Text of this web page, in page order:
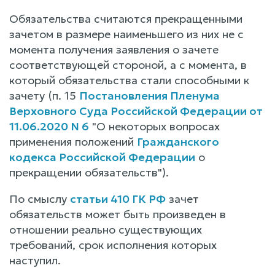
Обязательства считаются прекращенными
зачетом в размере наименьшего из них не с
момента получения заявления о зачете
соответствующей стороной, а с момента, в
который обязательства стали способными к
зачету (п. 15 Постановления Пленума
Верховного Суда Российской Федерации от
11.06.2020 N 6 "О некоторых вопросах
применения положений Гражданского
кодекса Российской Федерации о
прекращении обязательств").
По смыслу статьи 410 ГК РФ зачет
обязательств может быть произведен в
отношении реально существующих
требований, срок исполнения которых
наступил.